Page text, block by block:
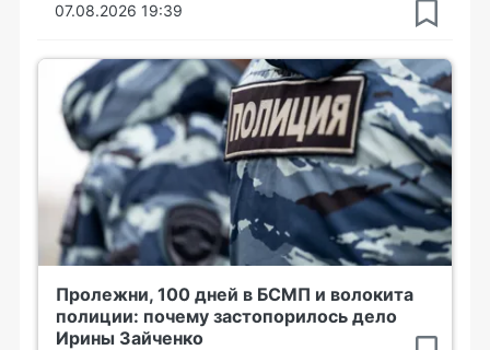
07.08.2026 19:39
Пролежни, 100 дней в БСМП и волокита
полиции: почему застопорилось дело
Ирины Зайченко